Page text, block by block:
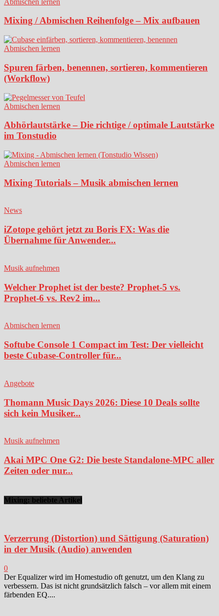
Mixing / Abmischen Reihenfolge – Mix aufbauen
Abmischen lernen
Spuren färben, benennen, sortieren, kommentieren
(Workflow)
Abmischen lernen
Abhörlautstärke – Die richtige / optimale Lautstärke
im Tonstudio
Abmischen lernen
Mixing Tutorials – Musik abmischen lernen
News
iZotope gehört jetzt zu Boris FX: Was die
Übernahme für Anwender...
Musik aufnehmen
Welcher Prophet ist der beste? Prophet-5 vs.
Prophet-6 vs. Rev2 im...
Abmischen lernen
Softube Console 1 Compact im Test: Der vielleicht
beste Cubase-Controller für...
Angebote
Thomann Music Days 2026: Diese 10 Deals sollte
sich kein Musiker...
Musik aufnehmen
Akai MPC One G2: Die beste Standalone-MPC aller
Zeiten oder nur...
Mixing: beliebte Artikel
Verzerrung (Distortion) und Sättigung (Saturation)
in der Musik (Audio) anwenden
0
Der Equalizer wird im Homestudio oft genutzt, um den Klang zu
verbessern. Das ist nicht grundsätzlich falsch – vor allem mit einem
färbenden EQ....